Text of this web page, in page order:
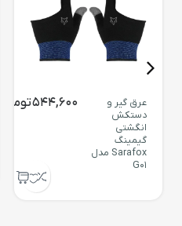
عرق گیر و
دستکش
انگشتی
گیمینگ
Sarafox مدل
G01
544,600تومان